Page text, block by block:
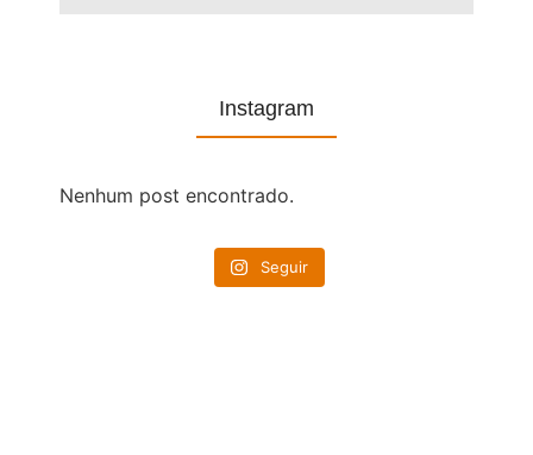
Instagram
Nenhum post encontrado.
Seguir